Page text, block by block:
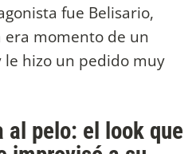
fue Belisario,
momento de un
le hizo un pedido muy
al pelo: el look que